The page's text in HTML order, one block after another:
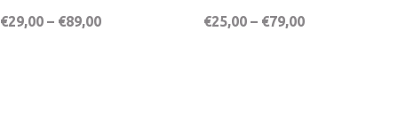
€29,00 – €89,00 €25,00 – €79,00